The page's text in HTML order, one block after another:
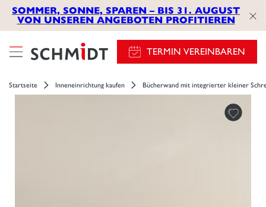
SOMMER, SONNE, SPAREN – BIS 31. AUGUST
VON UNSEREN ANGEBOTEN PROFITIEREN
TERMIN VEREINBAREN
Startseite Inneneinrichtung kaufen Bücherwand mit integrierter kleiner